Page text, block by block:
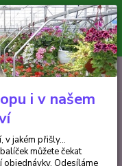
shopu je 300 Kč.
a balíček můžete čekat
Objednávky
přišly...
Hledat
0ks
za0 Kč
i v našem
v jakém přišly...
můžete čekat
Odesíláme